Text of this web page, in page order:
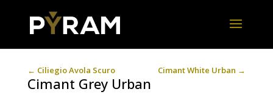
← Ciliegio Avola Scuro Cimant White Urban →
Cimant Grey Urban